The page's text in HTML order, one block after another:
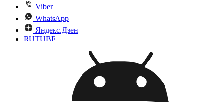
Viber
WhatsApp
Яндекс.Дзен
RUTUBE